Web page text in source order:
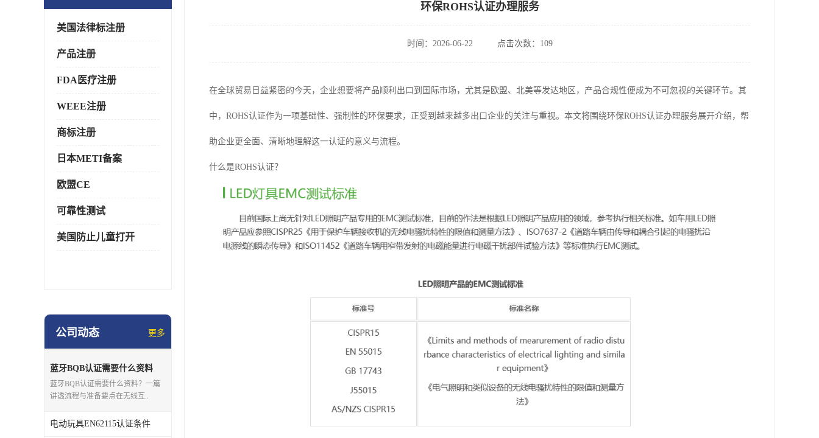
美国法律标注册
产品注册
FDA医疗注册
WEEE注册
商标注册
日本METI备案
欧盟CE
可靠性测试
美国防止儿童打开
公司动态 更多
蓝牙BQB认证需要什么资料
蓝牙BQB认证需要什么资料？一篇
讲透流程与准备要点在无线互..
电动玩具EN62115认证条件
环保ROHS认证办理服务
时间：2026-06-22 点击次数：109
在全球贸易日益紧密的今天，企业想要将产品顺利出口到国际市场，尤其是欧盟、北美等发达地区，产品合规性便成为不可忽视的关键环节。其
中，ROHS认证作为一项基础性、强制性的环保要求，正受到越来越多出口企业的关注与重视。本文将围绕环保ROHS认证办理服务展开介绍，帮
助企业更全面、清晰地理解这一认证的意义与流程。
什么是ROHS认证？